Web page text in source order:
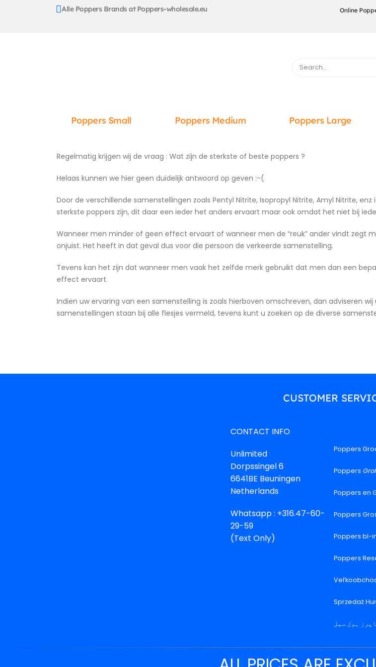
Alle Poppers Brands at Poppers-wholesale.eu Online
Poppers Small Poppers Medium Poppers Large
Regelmatig krijgen wij de vraag : Wat zijn de sterkste of beste poppers ?
Helaas kunnen we hier geen duidelijk antwoord op geven :-(
Door de verschillende samenstellingen zoals Pentyl Nitrite, Isopropyl Nitrite, Amyl Nitrite,
sterkste poppers zijn, dit daar een ieder het anders ervaart maar ook omdat het niet bij
Wanneer men minder of geen effect ervaart of wanneer men de “reuk” ander vindt zegt
onjuist. Het heeft in dat geval dus voor die persoon de verkeerde samenstelling.
Tevens kan het zijn dat wanneer men vaak het zelfde merk gebruikt dat men dan een
effect ervaart.
Indien uw ervaring van een samenstelling is zoals hierboven omschreven, dan adviseren
samenstellingen staan bij alle flesjes vermeld, tevens kunt u zoeken op de diverse
CUSTOMER
CONTACT INFO
Unlimited
Dorpssingel 6
6641BE Beuningen
Netherlands
Whatsapp : +316.47-60-
29-59
(Text Only)
Poppers
Poppers
Poppers en
Poppers
Poppers bl-
Poppers
Sprzedaż
ہول سیل